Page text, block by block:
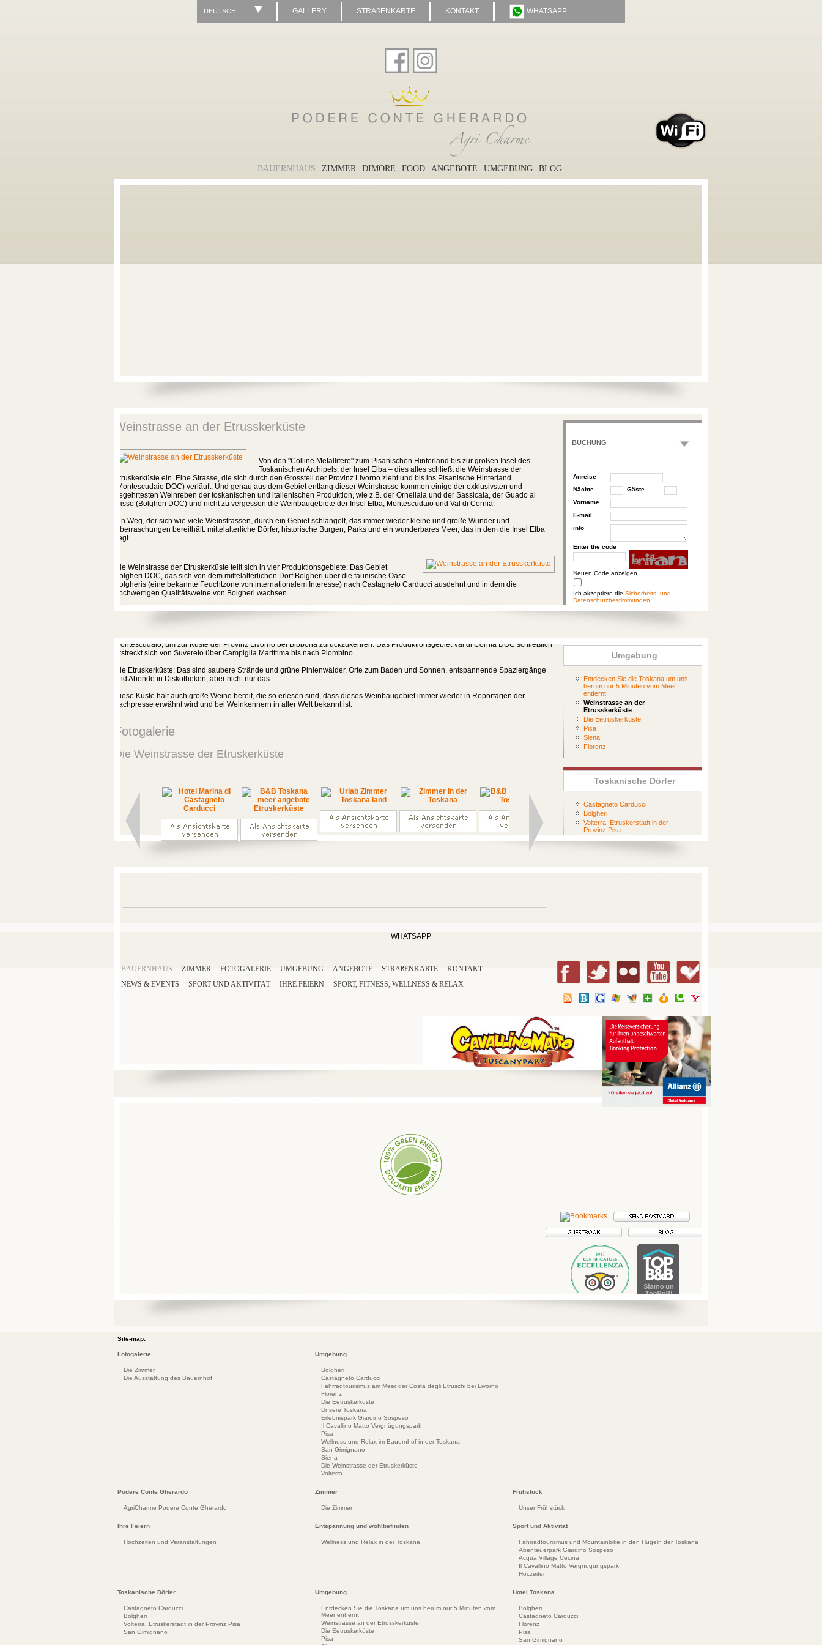
DEUTSCH GALLERY STRAßENKARTE KONTAKT WHATSAPP
BAUERNHAUS ZIMMER DIMORE FOOD ANGEBOTE UMGEBUNG BLOG
BUCHUNG
Anreise
Nächte
Gäste
Vorname
E-mail
info
Enter the code
Neuen Code anzeigen
Ich akzeptiere die Sicherheits- und
Datenschutzbestimmungen
Umgebung
Entdecken Sie die Toskana um uns
herum nur 5 Minuten vom Meer
entfernt
Weinstrasse an der
Etrusskerküste
Die Eetruskerküste
Pisa
Siena
Florenz
Toskanische Dörfer
Castagneto Carducci
Bolgheri
Volterra, Etruskerstadt in der
Provinz Pisa
Weinstrasse an der Etrusskerküste
Von den "Colline Metallifere" zum Pisanischen Hinterland bis zur großen Insel des
Toskanischen Archipels, der Insel Elba – dies alles schließt die Weinstrasse der
Etruskerküste ein. Eine Strasse, die sich durch den Grossteil der Provinz Livorno zieht und bis ins Pisanische Hinterland
(Montescudaio DOC) verläuft. Und genau aus dem Gebiet entlang dieser Weinstrasse kommen einige der exklusivsten und
begehrtesten Weinreben der toskanischen und italienischen Produktion, wie z.B. der Ornellaia und der Sassicaia, der Guado al
Tasso (Bolgheri DOC) und nicht zu vergessen die Weinbaugebiete der Insel Elba, Montescudaio und Val di Cornia.
Ein Weg, der sich wie viele Weinstrassen, durch ein Gebiet schlängelt, das immer wieder kleine und große Wunder und
Überraschungen bereithält: mittelalterliche Dörfer, historische Burgen, Parks und ein wunderbares Meer, das in dem die Insel Elba
liegt.
Die Weinstrasse der Etruskerküste teilt sich in vier Produktionsgebiete: Das Gebiet
Bolgheri DOC, das sich von dem mittelalterlichen Dorf Bolgheri über die faunische Oase
Bolgheris (eine bekannte Feuchtzone von internationalem Interesse) nach Castagneto Carducci ausdehnt und in dem die
hochwertigen Qualitätsweine von Bolgheri wachsen.
Das Gebiet Elba DOC erstreckt sich über die gesamte Oberfläche der Insel des toskanischen Archipels und hier wachsen die
Montescudaio, um zur Küste der Provinz Livorno bei Bibbona zurückzukehren. Das Produktionsgebiet Val di Cornia DOC schließlich
erstreckt sich von Suvereto über Campiglia Marittima bis nach Piombino.
Die Etruskerküste: Das sind saubere Strände und grüne Pinienwälder, Orte zum Baden und Sonnen, entspannende Spaziergänge
und Abende in Diskotheken, aber nicht nur das.
Diese Küste hält auch große Weine bereit, die so erlesen sind, dass dieses Weinbaugebiet immer wieder in Reportagen der
Fachpresse erwähnt wird und bei Weinkennern in aller Welt bekannt ist.
Fotogalerie
Die Weinstrasse der Etruskerküste
WHATSAPP
BAUERNHAUS ZIMMER FOTOGALERIE UMGEBUNG ANGEBOTE STRAßENKARTE
KONTAKT
NEWS & EVENTS
SPORTUND AKTIVITÄT IHRE FEIERN SPORT, FITNESS, WELLNESS & RELAX
Site-map:
Fotogalerie
Die Zimmer
Die Ausstattung des Bauernhof
Umgebung
Bolgheri
Castagneto Carducci
Fahrradtourismus am Meer der Costa degli Etruschi bei Livorno
Florenz
Die Eetruskerküste
Unsere Toskana
Erlebnispark Giardino Sospeso
Il Cavallino Matto Vergnügungspark
Pisa
Wellness und Relax im Bauernhof in der Toskana
San Gimignano
Siena
Die Weinstrasse der Etruskerküste
Volterra
Podere Conte Gherardo
AgriCharme Podere Conte Gherardo
Zimmer
Die Zimmer
Frühstuck
Unser Frühstück
Ihre Feiern
Hochzeiten und Veranstaltungen
Entspannung und wohlbefinden
Wellness und Relax in der Toskana
Sport und Aktivität
Fahrradtourismus und Mountainbike in den Hügeln der Toskana
Abenteuerpark Giardino Sospeso
Acqua Village Cecina
Il Cavallino Matto Vergnügungspark
Hoczeiten
Toskanische Dörfer
Castagneto Carducci
Bolgheri
Volterra, Etruskerstadt in der Provinz Pisa
San Gimignano
Umgebung
Entdecken Sie die Toskana um uns herum nur 5 Minuten vom
Meer entfernt
Weinstrasse an der Etrusskerküste
Die Eetruskerküste
Pisa
Hotel Toskana
Bolgheri
Castagneto Carducci
Florenz
Pisa
San Gimignano